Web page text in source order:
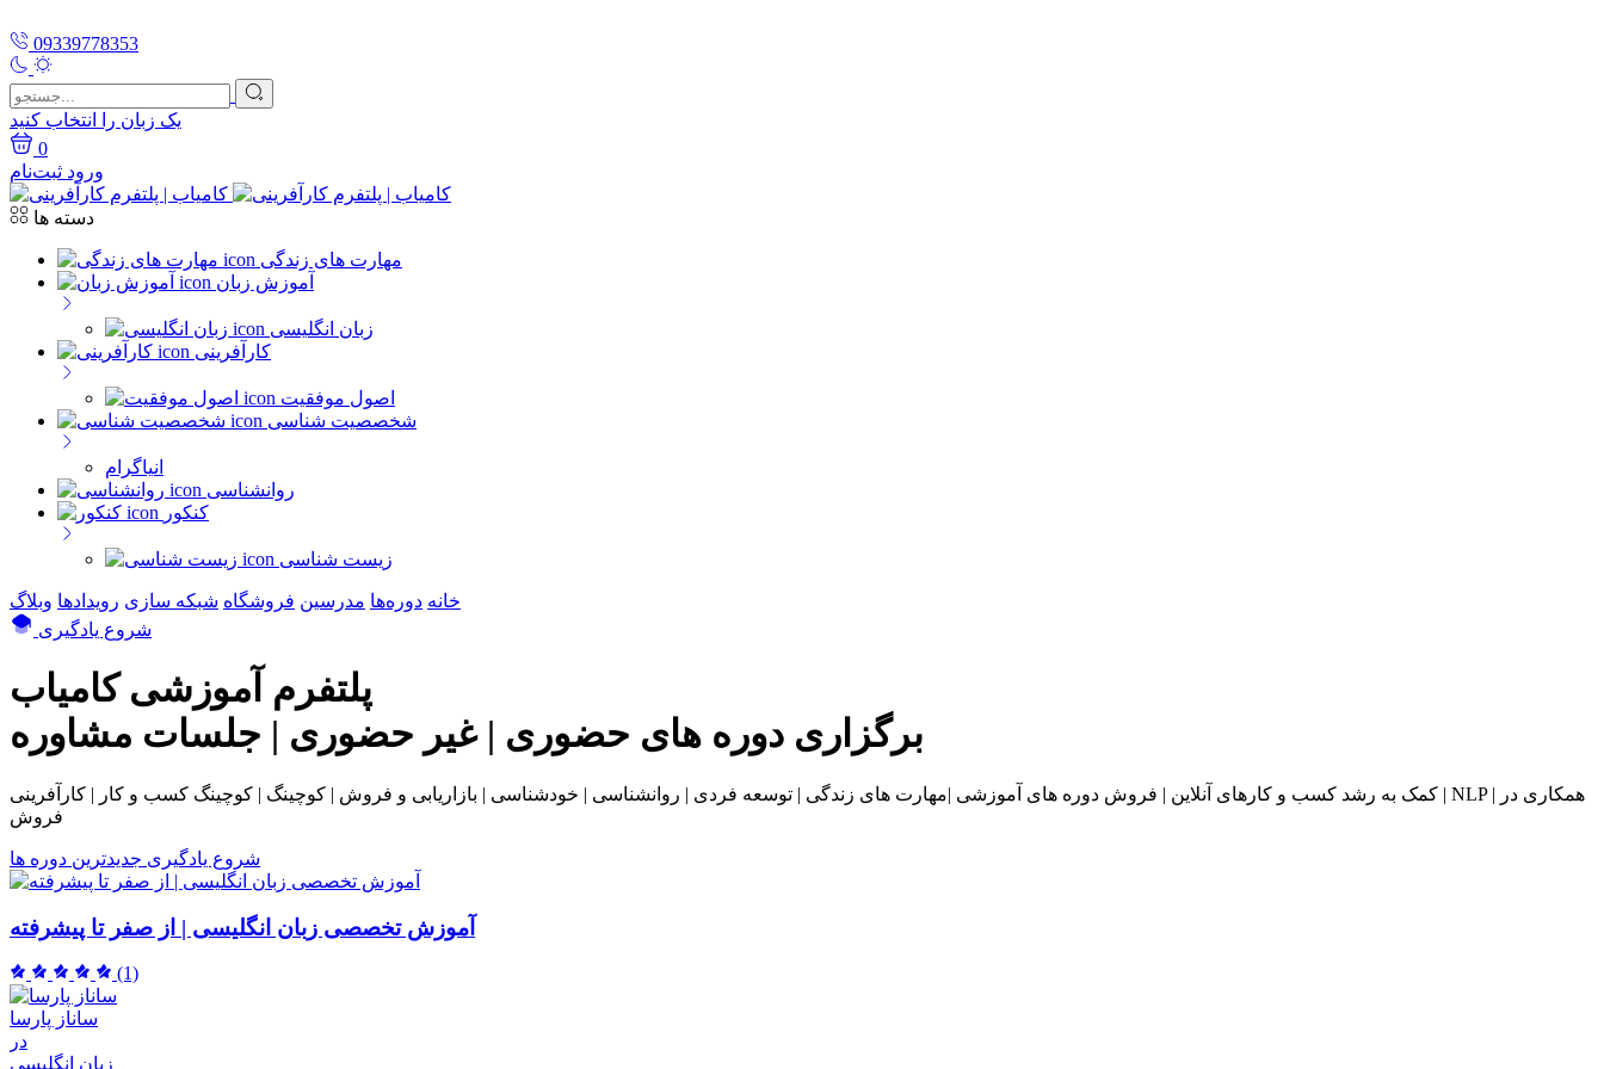
09339778353
یک زبان را انتخاب کنید
0
ورود ثبت‌نام
دسته ها
مهارت های زندگی
آموزش زبان
زبان انگلیسی
کارآفرینی
اصول موفقیت
شخصصیت شناسی
انیاگرام
روانشناسی
کنکور
زیست شناسی
خانه دوره‌ها مدرسین فروشگاه شبکه سازی رویداد‌ها وبلاگ
شروع یادگیری
پلتفرم آموزشی کامیاب
برگزاری دوره های حضوری | غیر حضوری | جلسات مشاوره
کمک به رشد کسب و کارهای آنلاین | فروش دوره های آموزشی |مهارت های زندگی | توسعه فردی | روانشناسی | خودشناسی | بازاریابی و فروش | کوچینگ | کوچینگ کسب و کار | کارآفرینی | NLP | همکاری در
فروش
شروع یادگیری جدیدترین دوره ها
آموزش تخصصی زبان انگلیسی | از صفر تا پیشرفته
(1)
ساناز پارسا
در
زبان انگلیسی